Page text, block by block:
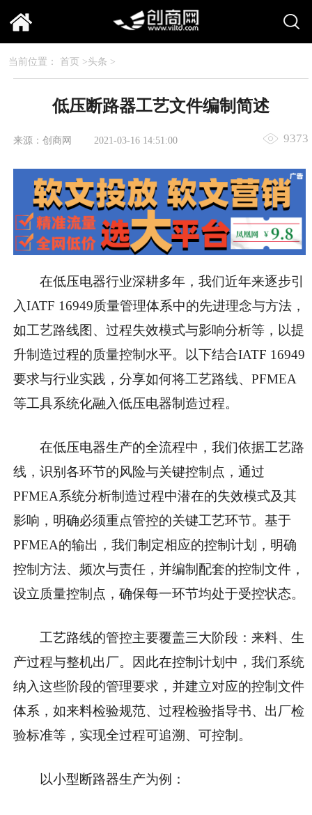
当前位置： 首页 >头条 >
低压断路器工艺文件编制简述
来源：创商网 2021-03-16 14:51:00 9373
在低压电器行业深耕多年，我们近年来逐步引
入IATF 16949质量管理体系中的先进理念与方法，
如工艺路线图、过程失效模式与影响分析等，以提
升制造过程的质量控制水平。以下结合IATF 16949
要求与行业实践，分享如何将工艺路线、PFMEA
等工具系统化融入低压电器制造过程。
在低压电器生产的全流程中，我们依据工艺路
线，识别各环节的风险与关键控制点，通过
PFMEA系统分析制造过程中潜在的失效模式及其
影响，明确必须重点管控的关键工艺环节。基于
PFMEA的输出，我们制定相应的控制计划，明确
控制方法、频次与责任，并编制配套的控制文件，
设立质量控制点，确保每一环节均处于受控状态。
工艺路线的管控主要覆盖三大阶段：来料、生
产过程与整机出厂。因此在控制计划中，我们系统
纳入这些阶段的管理要求，并建立对应的控制文件
体系，如来料检验规范、过程检验指导书、出厂检
验标准等，实现全过程可追溯、可控制。
以小型断路器生产为例：